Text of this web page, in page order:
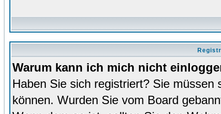
Warum kann ich mich nicht
Haben Sie sich registriert? Sie
können. Wurden Sie vom Board